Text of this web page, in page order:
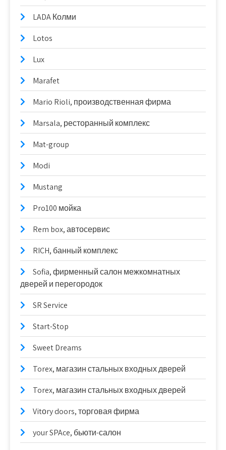
LADA Колми
Lotos
Lux
Marafet
Mario Rioli, производственная фирма
Marsala, ресторанный комплекс
Mat-group
Modi
Mustang
Pro100 мойка
Rem box, автосервис
RICH, банный комплекс
Sofia, фирменный салон межкомнатных
дверей и перегородок
SR Service
Start-Stop
Sweet Dreams
Torex, магазин стальных входных дверей
Torex, магазин стальных входных дверей
Vitоry doors, торговая фирма
your SPAce, бьюти-салон